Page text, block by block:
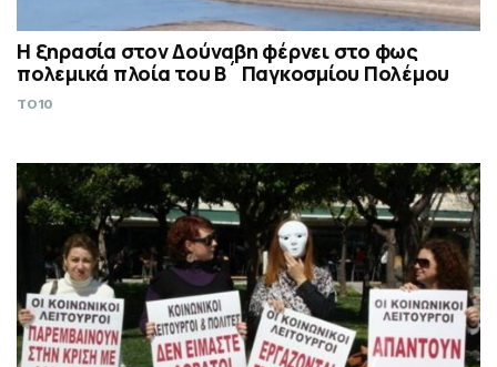
Η ξηρασία στον Δούναβη φέρνει στο φως
πολεμικά πλοία του Β´ Παγκοσμίου Πολέμου
TO10